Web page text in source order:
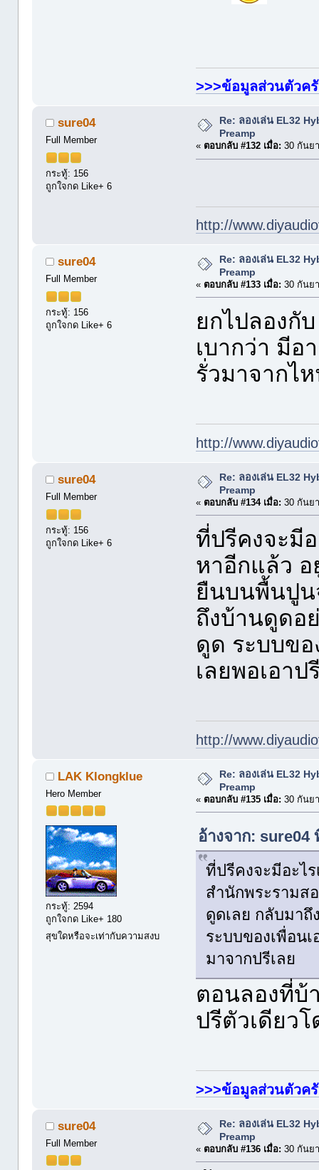
>>>ข้อมูลส่วนตัวค
sure04
Full Member
กระทู้: 156
ถูกใจกด Like+ 6
Re: ลองเล่น EL32
Preamp
« ตอบกลับ #132 เมื่อ: 30 กันย
http://
sure04
Full Member
กระทู้: 156
ถูกใจกด Like+ 6
Re: ลองเล่น EL32
Preamp
« ตอบกลับ #133 เมื่อ: 30 กันย
ยกไปลองกั
เบากว่า มีอ
รั่วมาจากไ
http://
sure04
Full Member
กระทู้: 156
ถูกใจกด Like+ 6
Re: ลองเล่น EL32
Preamp
« ตอบกลับ #134 เมื่อ: 30 กันย
ที่ปรีคงจะมี
หาอีกแล้ว อ
ยืนบนพื้นปูน
ถึงบ้านดูดอ
ดูด ระบบขอ
เลยพอเอา
http://
LAK Klongklue
Hero Member
กระทู้: 2594
ถูกใจกด Like+ 180
สุขใดหรือจะเท่ากับความสงบ
Re: ลองเล่น EL32
Preamp
« ตอบกลับ #135 เมื่อ: 30 กันย
อ้างจาก: sure04
ที่ปรีคงจะมีอะไ
สำนักพระรามส
ดูดเลย กลับมาถึ
ระบบของเพื่อน
มาจากปรีเลย
ตอนลองที่บ้
ปรีตัวเดียว
>>>ข้อมูลส่วนตัวค
sure04
Full Member
Re: ลองเล่น EL32
Preamp
« ตอบกลับ #136 เมื่อ: 30 กันย